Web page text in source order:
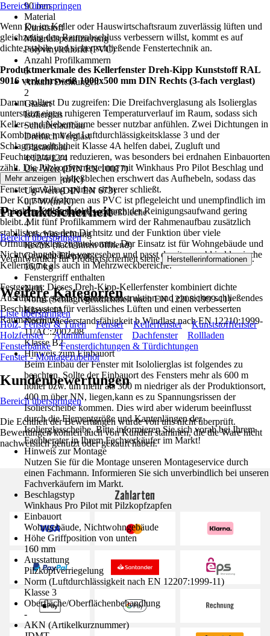
90 mm
Material
Kunststoff
Materialspezifizierung
Polyvinylchlorid (PVC)
Anzahl Profilkammern
5
Anzahl Dichtungen
2
Glasart
Isolierglas
Scheibenaufbau
Dreifach Verglast
Glasaufbau
4/12/4/12/4
Uw-Wert (DIN EN 10077)
1,380 W/(m²K)
Ug-Wert (DIN EN 673)
0,7 W/(m²K)
Anzahl Sicherheitsschließbleche
4
Anschlagrichtung
Rechts (nach innen öffnend)
Gewicht Element
16,7 kg
Fenstergriff enthalten
Nein
Norm (Schlagregendichtheit nach EN 12208:1999-11)
Klasse 4A
Norm Wiederstandsfähigkeit b.Windlast nach EN 12210:1999-
11/AC:2002-08
Klasse B2
Hinweis zum Einbauort
Beim Einbau der Fenster mit Isololierglas ist folgendes zu
beachten. Sollte der Einbauort des Fensters mehr als 600 m
höher bzw. um mehr als 300 m niedriger als der Produktionsort,
400 m über NN, liegen,kann es zu Spannungsrissen der
Isolierscheibe kommen. Dies wird aber widerum beeinflusst
durch die Elementgröße und Kantenlängen der
Isolierglasscheibe. Bitte informieren Sie sich vorab bei Ihrem
Fachberater in Ihrem Fachverkäufer im Markt!
Hinweis zur Montage
Nutzen Sie für die Montage unseren Montageservice durch
einen Fachmann. Informieren Sie sich unverbindlich bei unseren
Fachverkäufern im Markt.
Beschlagstyp
Winkhaus Pro Pilot mit Pilzkopfzapfen
Einbauort
Wohngebäude, Nichtwohngebäude
Höhe Griffposition von unten
160 mm
Ausstattung
Pilzkopfverriegelung
Norm (Luftdurchlässigkeit nach EN 12207:1999-11)
Klasse 3
Oberfläche/Oberflächenbehandlung
-
AKN (Artikelkurznummer)
Bereich überspringen
Wenn Du im Keller oder Hauswirtschaftsraum zuverlässig lüften und
gleichzeitig den Raumabschluss verbessern willst, kommt es auf
dichte, stabile und sicher schließende Fenstertechnik an.
Produktmerkmale des Kellerfenster Dreh-Kipp Kunststoff RAL
9016 verkehrsweiß 1000x500 mm DIN Rechts (3-fach verglast)
Darum solltest Du zugreifen: Die Dreifachverglasung als Isolierglas
unterstützt einen ruhigeren Temperaturverlauf im Raum, sodass sich
Keller- und Nebenräume besser nutzbar anfühlen. Zwei Dichtungen in
Kombination mit der Luftdurchlässigkeitsklasse 3 und der
Schlagregendichtheit Klasse 4A helfen dabei, Zugluft und
Feuchteeintrag zu reduzieren, was besonders bei erdnahen Einbauorten
zählt. Die Pilzkopfverriegelung mit Winkhaus Pro Pilot Beschlag und
vier Sicherheitsschließblechen erschwert das Aufhebeln, sodass das
Fenster im Alltag spürbar sicherer schließt.
Der Kunststoffrahmen aus PVC ist pflegeleicht und unempfindlich im
typischen Kellerumfeld, wodurch der Reinigungsaufwand gering
bleibt. Mit fünf Profilkammern wird der Rahmenaufbau zusätzlich
stabilisiert, was dem Dichtsitz und der Funktion über viele
Öffnungszyklen zugutekommt. Der Einsatz ist für Wohngebäude und
Nichtwohngebäude vorgesehen und passt damit sowohl in klassische
Kellerräume als auch in Mehrzweckbereiche.
Festgezurrt: Dieses Dreh-Kipp-Kellerfenster kombiniert dichte
Ausführung, stabile Rahmenkonstruktion und ein sicher schließendes
Beschlagsystem für verlässliches Lüften und einen verbesserten
Raumabschluss.
Mehr anzeigen
Produktsicherheit
Bereich überspringen
Verantwortlich für Produktsicherheit siehe Herstellerinformationen .
Weitere Kategorien
Liste überspringen
Holz, Fenster & Türen
Fenster Kellerfenster
Kunststofffenster
Holzfenster
Aluminiumfenster Dachfenster
Rollladen
Fensterbänke
Fensterdichtungen & Türdichtungen
Fenster - Montagezubehör
Kundenbewertungen
Bereich überspringen
Die Echtheit der Bewertungen wurde von uns nicht überprüft.
Bewertungen können auch von Kunden stammen, die die Ware nicht
nachweislich genutzt oder gekauft haben.
Zahlarten